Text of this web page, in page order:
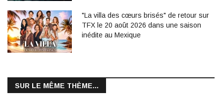
"La villa des cœurs brisés" de retour sur
TFX le 20 août 2026 dans une saison
inédite au Mexique
SUR LE MÊME THÈME...